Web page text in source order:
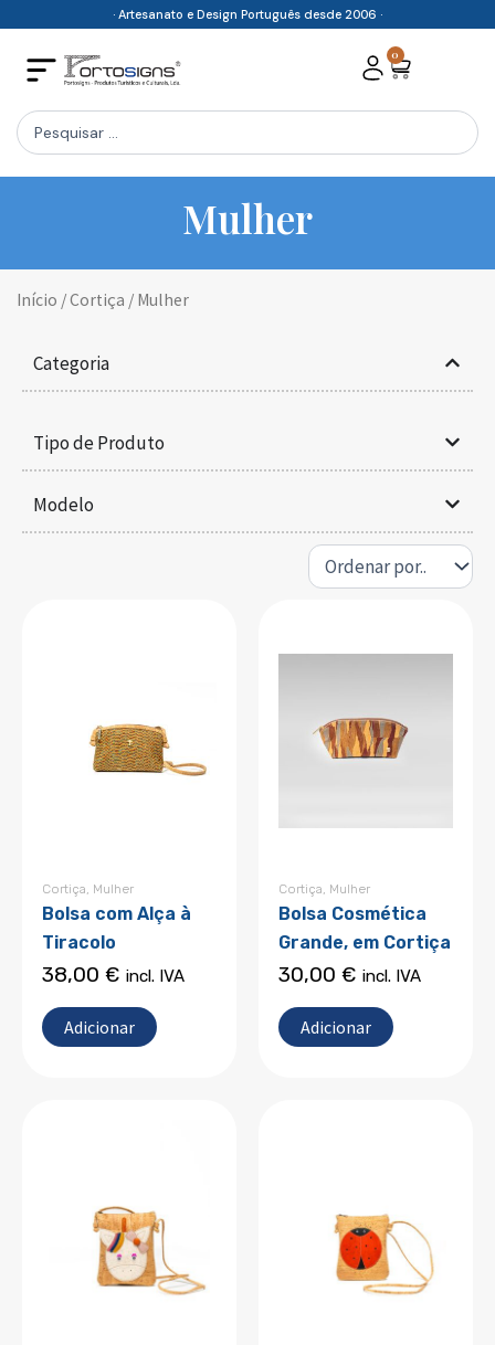
content
· Artesanato e Design Português desde 2006 ·
0
Cart
Search
...
Mulher
Início /Cortiça / Mulher
Categoria
Tipo de Produto
Modelo
Cortiça Mulher
Bolsa com Alça à
Tiracolo
38,00 € incl. IVA
Adicionar
Cortiça Mulher
Bolsa Cosmética
Grande, em Cortiça
30,00 € incl. IVA
Adicionar